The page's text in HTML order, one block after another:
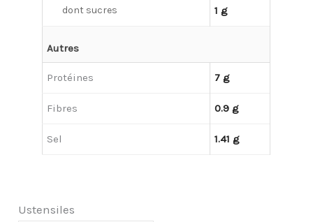
dont sucres 1 g
Autres
Protéines 7 g
Fibres 0.9 g
Sel 1.41 g
Ustensiles